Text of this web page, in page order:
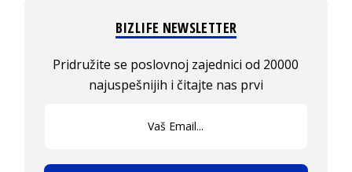
BIZLIFE NEWSLETTER
Pridružite se poslovnoj zajednici od 20000
najuspešnijih i čitajte nas prvi